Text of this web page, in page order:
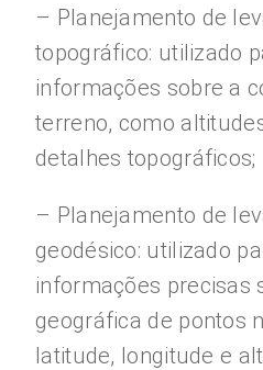
– Planejamento de
topográfico: utilizado
informações sobre a
terreno, como
detalhes topográficos;
– Planejamento de
geodésico: utilizado
informações precisas
geográfica de pontos
latitude, longitude e